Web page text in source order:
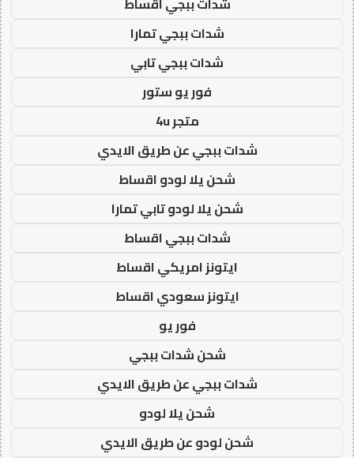
شدات ببجي تمارا
شدات ببجي تابي
فور يو ستور
متجر 4u
شدات ببجي عن طريق الايدي
شحن يلا لودو اقساط
شحن يلا لودو تابي تمارا
شدات ببجي اقساط
ايتونز امريكي اقساط
ايتونز سعودي اقساط
فور يو
شحن شدات ببجي
شدات ببجي عن طريق الايدي
شحن يلا لودو
شحن لودو عن طريق الايدي